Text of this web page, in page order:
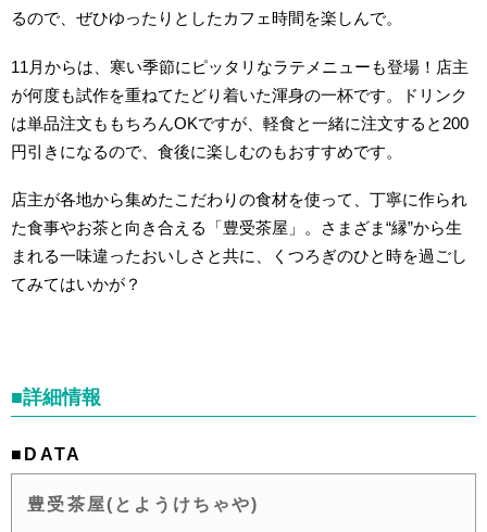
るので、ぜひゆったりとしたカフェ時間を楽しんで。
11月からは、寒い季節にピッタリなラテメニューも登場！店主
が何度も試作を重ねてたどり着いた渾身の一杯です。
ドリンク
は単品注文ももちろんOKですが、軽食と一緒に注文すると200
円引きになるので、食後に楽しむのもおすすめです。
店主が各地から集めたこだわりの食材を使って、丁寧に作られ
た食事やお茶と向き合える「豊受茶屋 」。さまざま“縁”から生
まれる一味違ったおいしさと共に、くつろぎのひと時を過ごし
てみてはいかが？
■詳細情報
■DATA
豊受茶屋(とようけちゃや)